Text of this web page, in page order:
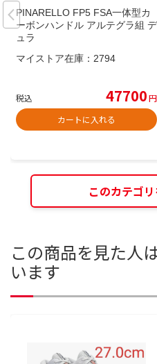
PINARELLO FP5 FSA一体型カ
ーボンハンドル アルテグラ組 デ
ュラ
マイストア在庫： 2794
税込 47700円
カートに入れる
このカテゴ
この商品を見た人
います